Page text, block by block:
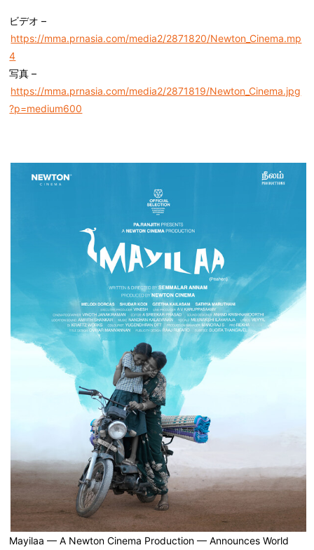
ビデオ –
https://mma.prnasia.com/media2/2871820/Newton_Cinema.mp
4
写真 –
https://mma.prnasia.com/media2/2871819/Newton_Cinema.jpg
?p=medium600
Mayilaa — A Newton Cinema Production — Announces World